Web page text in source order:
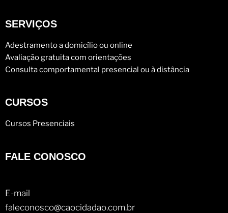
SERVIÇOS
Adestramento a domicílio ou online
Avaliação gratuita com orientações
Consulta comportamental presencial ou à distância
CURSOS
Cursos Presenciais
FALE CONOSCO
E-mail
faleconosco@caocidadao.com.br